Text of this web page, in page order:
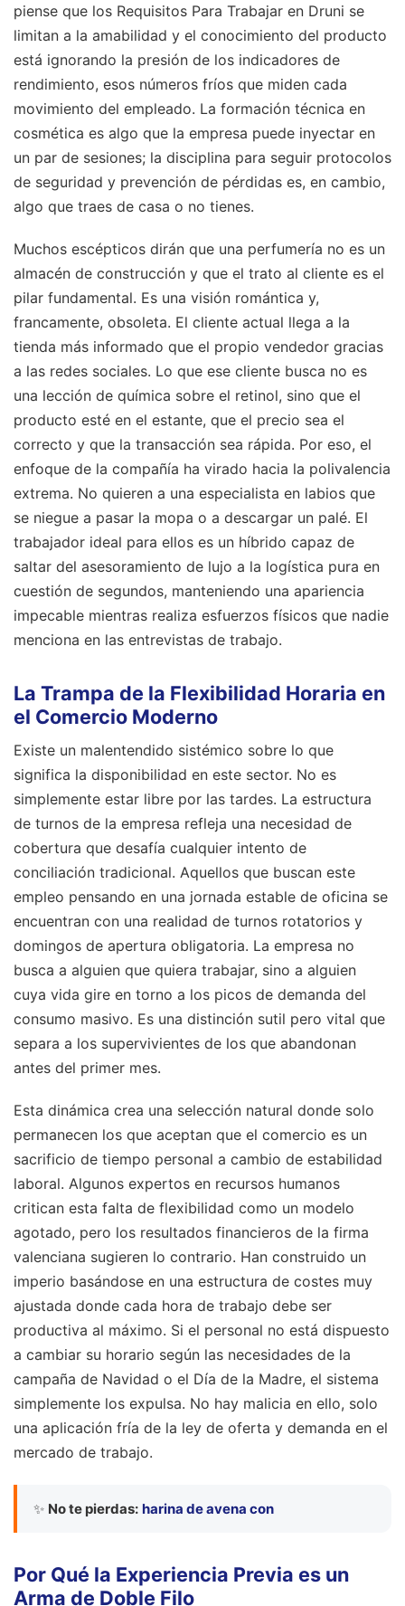
piense que los Requisitos Para Trabajar en Druni se
limitan a la amabilidad y el conocimiento del producto
está ignorando la presión de los indicadores de
rendimiento, esos números fríos que miden cada
movimiento del empleado. La formación técnica en
cosmética es algo que la empresa puede inyectar en
un par de sesiones; la disciplina para seguir protocolos
de seguridad y prevención de pérdidas es, en cambio,
algo que traes de casa o no tienes.
Muchos escépticos dirán que una perfumería no es un
almacén de construcción y que el trato al cliente es el
pilar fundamental. Es una visión romántica y,
francamente, obsoleta. El cliente actual llega a la
tienda más informado que el propio vendedor gracias
a las redes sociales. Lo que ese cliente busca no es
una lección de química sobre el retinol, sino que el
producto esté en el estante, que el precio sea el
correcto y que la transacción sea rápida. Por eso, el
enfoque de la compañía ha virado hacia la polivalencia
extrema. No quieren a una especialista en labios que
se niegue a pasar la mopa o a descargar un palé. El
trabajador ideal para ellos es un híbrido capaz de
saltar del asesoramiento de lujo a la logística pura en
cuestión de segundos, manteniendo una apariencia
impecable mientras realiza esfuerzos físicos que nadie
menciona en las entrevistas de trabajo.
La Trampa de la Flexibilidad Horaria en
el Comercio Moderno
Existe un malentendido sistémico sobre lo que
significa la disponibilidad en este sector. No es
simplemente estar libre por las tardes. La estructura
de turnos de la empresa refleja una necesidad de
cobertura que desafía cualquier intento de
conciliación tradicional. Aquellos que buscan este
empleo pensando en una jornada estable de oficina se
encuentran con una realidad de turnos rotatorios y
domingos de apertura obligatoria. La empresa no
busca a alguien que quiera trabajar, sino a alguien
cuya vida gire en torno a los picos de demanda del
consumo masivo. Es una distinción sutil pero vital que
separa a los supervivientes de los que abandonan
antes del primer mes.
Esta dinámica crea una selección natural donde solo
permanecen los que aceptan que el comercio es un
sacrificio de tiempo personal a cambio de estabilidad
laboral. Algunos expertos en recursos humanos
critican esta falta de flexibilidad como un modelo
agotado, pero los resultados financieros de la firma
valenciana sugieren lo contrario. Han construido un
imperio basándose en una estructura de costes muy
ajustada donde cada hora de trabajo debe ser
productiva al máximo. Si el personal no está dispuesto
a cambiar su horario según las necesidades de la
campaña de Navidad o el Día de la Madre, el sistema
simplemente los expulsa. No hay malicia en ello, solo
una aplicación fría de la ley de oferta y demanda en el
mercado de trabajo.
✨ No te pierdas: harina de avena con
Por Qué la Experiencia Previa es un
Arma de Doble Filo